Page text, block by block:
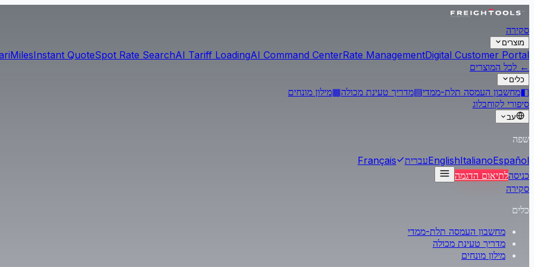
סקירה
מוצרים
MilesInstant QuoteSpot Rate SearchAI Tariff LoadingAI Command CenterRate ManagementDigital Customer Portal
← לכל המוצרים
כלים
◧מחשבון העמסה תלת-ממדי▤מדריך טעינת מכולה▦מילון מונחים
סיפורי לקוחבלוג
עב
שפה
EnglishItalianoEspañol עברית
Français
כניסהלתיאום הדגמה
סקירה
כלים
מחשבון העמסה תלת-ממדי
מדריך טעינת מכולה
מילון מונחים